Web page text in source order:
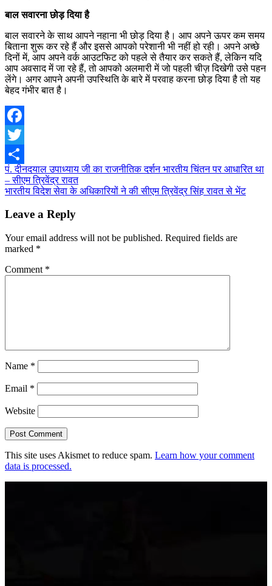
बाल सवारना छोड़ दिया है
बाल सवारने के साथ आपने नहाना भी छोड़ दिया है। आप अपने ऊपर कम समय
बिताना शुरू कर रहे हैं और इससे आपको परेशानी भी नहीं हो रही। अपने अच्छे
दिनों में, आप अपने वर्क आउटफिट को पहले से तैयार कर सकते हैं, लेकिन यदि
आप अवसाद में जा रहे हैं, तो आपको अलमारी में जो पहली चीज़ दिखेगी उसे पहन
लेंगे। अगर आपने अपनी उपस्थिति के बारे में परवाह करना छोड़ दिया है तो यह
बेहद गंभीर बात है।
Facebook
Twitter
Share
Post
navigation
पं. दीनदयाल उपाध्याय जी का राजनीतिक दर्शन भारतीय चिंतन पर आधारित था
– सीएम त्रिवेंद्र रावत
भारतीय विदेश सेवा के अधिकारियों ने की सीएम त्रिवेंद्र सिंह रावत से भेंट
Leave a Reply
Your email address will not be published. Required fields are
marked *
Comment *
Name *
Email *
Website
This site uses Akismet to reduce spam. Learn how your comment
data is processed.